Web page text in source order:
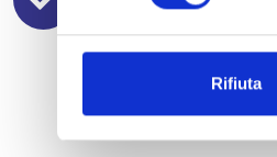
z
e
Rifiuta